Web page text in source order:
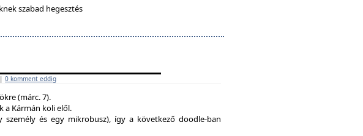
szabad hegesztés
0 komment eddig
(márc. 7).
a Kármán koli elől.
és egy mikrobusz), így a következő doodle-ban